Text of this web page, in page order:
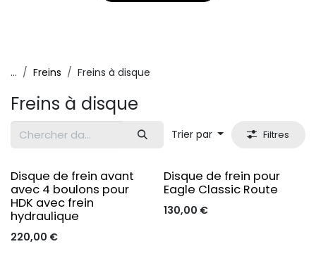
... Freins Freins à disque
Freins à disque
Trier par Filtres
Original
Disque de frein avant
avec 4 boulons pour
HDK avec frein
hydraulique
220,00 €
Original
Disque de frein pour
Eagle Classic Route
130,00 €